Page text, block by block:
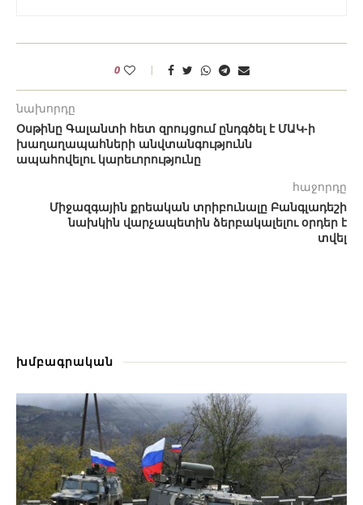
0
նախորդը
Օսթինը Գալանտի հետ զրույցում ընդգծել է ՄԱԿ-ի
խաղաղապահների անվտանգությունն
ապահովելու կարեւորությունը
հաջորդը
Միջազգային քրեական տրիբունալը Բանգլադեշի
նախկին վարչապետին ձերբակալելու օրդեր է
տվել
խմբագրական